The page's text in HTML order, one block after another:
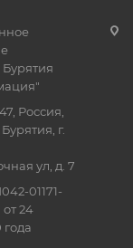
Россия,
г.
ул, д. 7
01171-
24